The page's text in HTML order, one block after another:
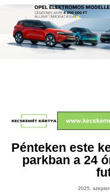
Pénteken este
parkban a 24
2025.